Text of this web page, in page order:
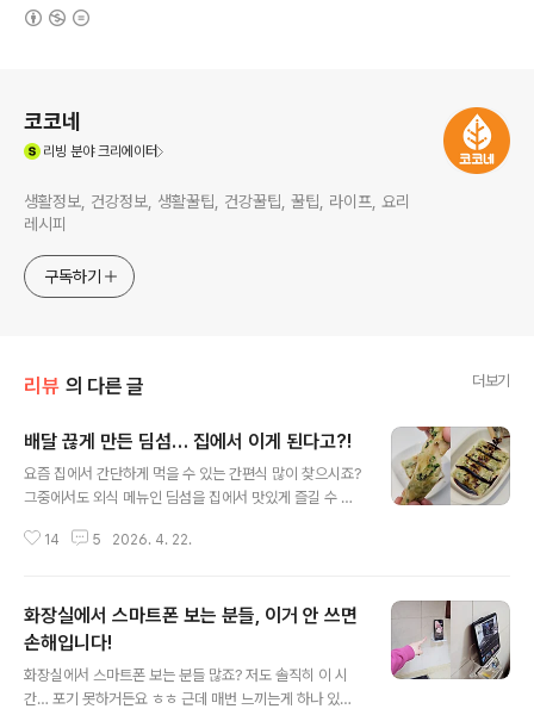
코코네
리빙 분야 크리에이터
생활정보, 건강정보, 생활꿀팁, 건강꿀팁, 꿀팁, 라이프, 요리
레시피
구독하기
리뷰 의 다른 글 더보기
배달 끊게 만든 딤섬… 집에서 이게 된다고?!
요즘 집에서 간단하게 먹을 수 있는 간편식 많이 찾으시죠?
그중에서도 외식 메뉴인 딤섬을 집에서 맛있게 즐길 수 있
훨씬 맛과 식감이 좋아서 가성비와 맛 두마리 토끼를 모두
지로 조리가 가능해요. 소형 찜기 사용하면 1인분 뚝딱 쪄
서 먹기 좋고요. 내열용기에 부추창펀 담고 물 살짝 뿌려서
전자레인지로 돌리는 조리방법도 참 간단해요. 냉동 상태
그대로, 해동 없이 바로 조리가 가능해서 바쁜 날이나 귀찮
14 5 2026. 4. 22.
화장실에서 스마트폰 보는 분들, 이거 안 쓰면
손해입니다!
화장실에서 스마트폰 보는 분들 많죠? 저도 솔직히 이 시
간… 포기 못하거든요 ㅎㅎ 근데 매번 느끼는게 하나 있어